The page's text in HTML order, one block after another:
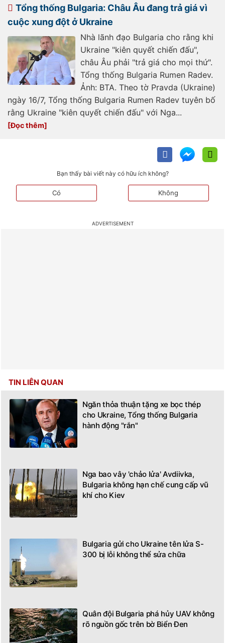
bo-sung-vu-khi-cho-ukraine-
20231209082429039.htm
Tổng thống Bulgaria: Châu Âu đang trả giá vì
cuộc xung đột ở Ukraine
Nhà lãnh đạo Bulgaria cho rằng khi
Ukraine "kiên quyết chiến đấu",
châu Âu phải "trả giá cho mọi thứ".
Tổng thống Bulgaria Rumen Radev.
Ảnh: BTA. Theo tờ Pravda (Ukraine)
ngày 16/7, Tổng thống Bulgaria Rumen Radev tuyên bố
rằng Ukraine "kiên quyết chiến đấu" với Nga...
Bạn thấy bài viết này có hữu ích không?
Có Không
TIN LIÊN QUAN
Ngăn thỏa thuận tặng xe bọc thép
cho Ukraine, Tổng thống Bulgaria
hành động "rắn"
Nga bao vây 'chảo lửa' Avdiivka,
Bulgaria không hạn chế cung cấp vũ
khí cho Kiev
Bulgaria gửi cho Ukraine tên lửa S-
300 bị lỗi không thể sửa chữa
Quân đội Bulgaria phá hủy UAV không
rõ nguồn gốc trên bờ Biển Đen